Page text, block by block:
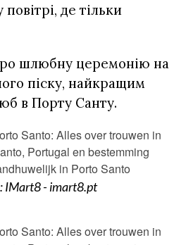
повітрі, де тільки
шлюбну церемонію на
піску, найкращим
в Порту Санту.
IMart8 - imart8.pt